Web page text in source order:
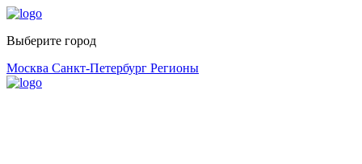
Выберите город
Москва Санкт-Петербург Регионы